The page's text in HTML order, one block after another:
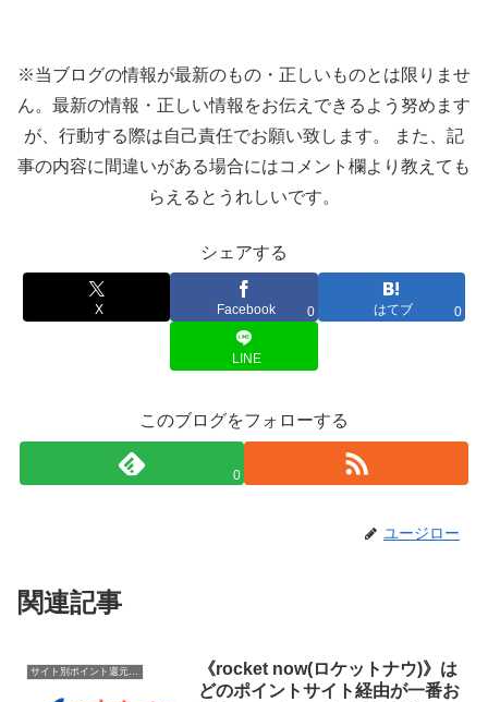
※当ブログの情報が最新のもの・正しいものとは限りませ
ん。最新の情報・正しい情報をお伝えできるよう努めます
が、行動する際は自己責任でお願い致します。 また、記
事の内容に間違いがある場合にはコメント欄より教えても
らえるとうれしいです。
シェアする
X Facebook 0 はてブ 0
LINE
このブログをフォローする
0
ユージロー
関連記事
サイト別ポイント還元率一覧
《rocket now(ロケットナウ)》は
どのポイントサイト経由が一番お